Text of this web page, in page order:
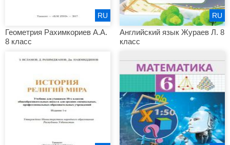
Геометрия Рахимкориев А.А.
8 класс
RU
Английский язык Жураев Л. 8
класс
RU